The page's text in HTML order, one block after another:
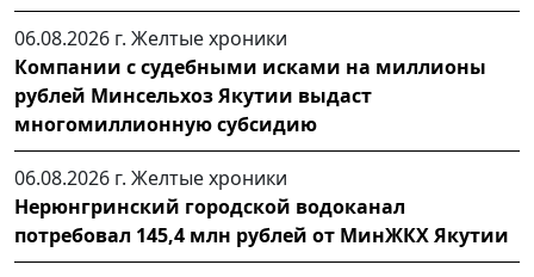
06.08.2026 г. Желтые хроники
Компании с судебными исками на миллионы
рублей Минсельхоз Якутии выдаст
многомиллионную субсидию
06.08.2026 г. Желтые хроники
Нерюнгринский городской водоканал
потребовал 145,4 млн рублей от МинЖКХ Якутии